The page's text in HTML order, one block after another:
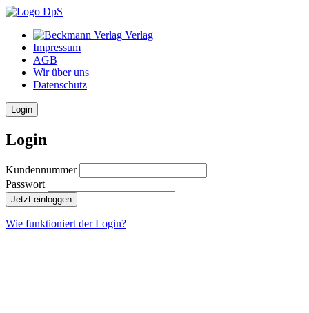
Verlag
Impressum
AGB
Wir über uns
Datenschutz
Login
Login
Kundennummer
Passwort
Jetzt einloggen
Wie funktioniert der Login?